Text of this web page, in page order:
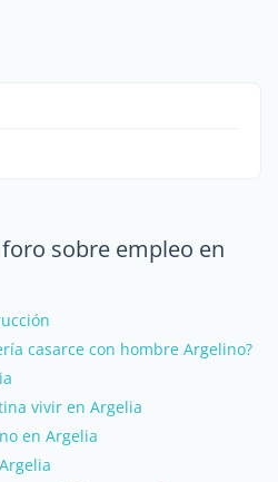
sobre empleo en
casarce con hombre Argelino?
vivir en Argelia
en Argelia